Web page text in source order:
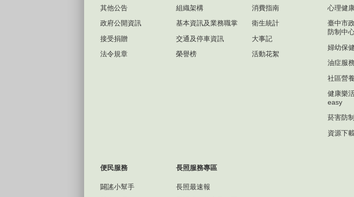
其他公告
政府公開資訊
接受捐贈
法令規章
組織架構
基本資訊及業務職掌
交通及停車資訊
榮譽榜
消費指南
衛生統計
大事記
活動花絮
心理健
臺中市
防制中
婦幼保健
油症服
社區營
健康樂
easy
菸害防制
資源下載
便民服務
闢謠小幫手
長照服務專區
長照最速報